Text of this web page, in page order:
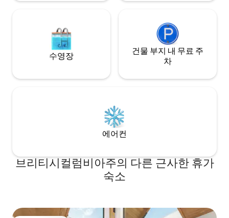
수영장
건물 부지 내 무료 주
차
에어컨
브리티시컬럼비아주의 다른 근사한 휴가
숙소